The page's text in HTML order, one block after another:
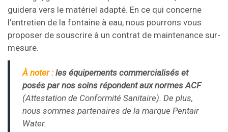
guidera vers le matériel adapté. En ce qui concerne
l’entretien de la fontaine à eau, nous pourrons vous
proposer de souscrire à un contrat de maintenance sur-
mesure.
À noter : les équipements commercialisés et
posés par nos soins répondent aux normes ACF
(Attestation de Conformité Sanitaire). De plus,
nous sommes partenaires de la marque Pentair
Water.